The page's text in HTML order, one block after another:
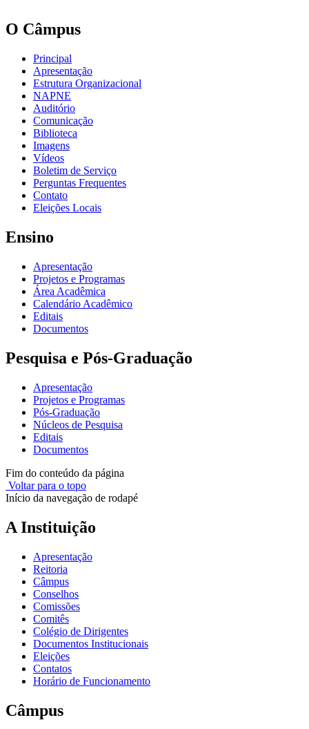
O Câmpus
Principal
Apresentação
Estrutura Organizacional
NAPNE
Auditório
Comunicação
Biblioteca
Imagens
Vídeos
Boletim de Serviço
Perguntas Frequentes
Contato
Eleições Locais
Ensino
Apresentação
Projetos e Programas
Área Acadêmica
Calendário Acadêmico
Editais
Documentos
Pesquisa e Pós-Graduação
Apresentação
Projetos e Programas
Pós-Graduação
Núcleos de Pesquisa
Editais
Documentos
Fim do conteúdo da página
Voltar para o topo
Início da navegação de rodapé
A Instituição
Apresentação
Reitoria
Câmpus
Conselhos
Comissões
Comitês
Colégio de Dirigentes
Documentos Institucionais
Eleições
Contatos
Horário de Funcionamento
Câmpus